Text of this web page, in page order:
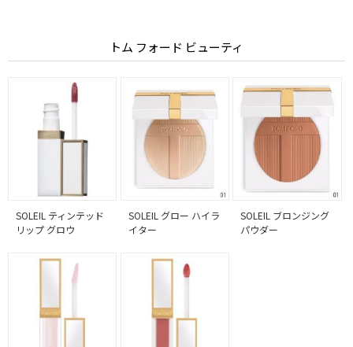
トム フォード ビューティ
SOLEIL ティンテッド
リップ グロウ
SOLEIL グロー ハイラ
イター
SOLEIL ブロンジング
パウダー